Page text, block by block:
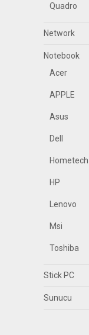
Quadro
Network
Notebook
Acer
APPLE
Asus
Dell
Hometech
HP
Lenovo
Msi
Toshiba
Stick PC
Sunucu